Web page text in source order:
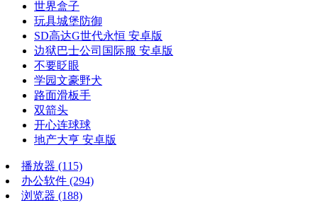
世界盒子
玩具城堡防御
SD高达G世代永恒 安卓版
边狱巴士公司国际服 安卓版
不要眨眼
学园文豪野犬
路面滑板手
双箭头
开心连球球
地产大亨 安卓版
播放器 (115)
办公软件 (294)
浏览器 (188)